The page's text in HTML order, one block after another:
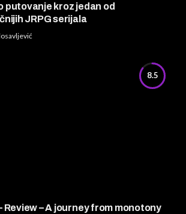
putovanje kroz jedan od
JRPG serijala
8.5
Review – A journey from monotony